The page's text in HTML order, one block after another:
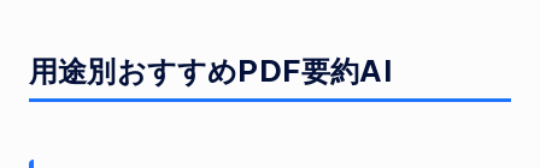
用途別おすすめPDF要約AI